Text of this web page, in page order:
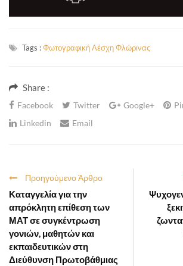
Tags :Φωτογραφική Λέσχη Φλώρινας
Share :
Facebook Twitter Google+
Linkedin
Email
Προηγούμενο Άρθρο
Καταγγελία για την
απρόκλητη επίθεση των
ΜΑΤ σε συγκέντρωση
γονιών, μαθητών και
εκπαιδευτικών στη
Διεύθυνση Πρωτοβάθμιας